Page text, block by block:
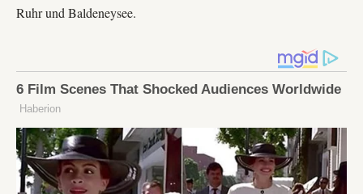
Ruhr und Baldeneysee.